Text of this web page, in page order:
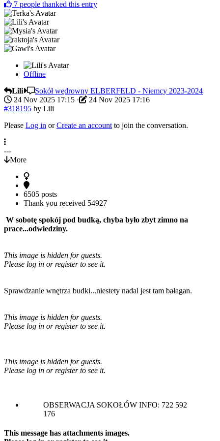
7 people thanked this entry
Offline
Lili
Sokół wędrowny ELBERFELD - Niemcy 2023-2024
24 Nov 2025 17:15 ·
24 Nov 2025 17:16
#318195 by Lili
Please Log in orCreate an account to join the conversation.
---
More
6505 posts
Thank you received 54927
W sobotę spokój pod budką, chyba było zbyt zimno na
prace...odwiedziny.
This image is hidden for guests.
Please log in or register to see it.
Sprawdzanie wnętrza budki...niestety nadal jest tam bałagan.
This image is hidden for guests.
Please log in or register to see it.
This image is hidden for guests.
Please log in or register to see it.
OBSERWACJA SOKOŁÓW INFO: 722 592
176
This message has attachments images.